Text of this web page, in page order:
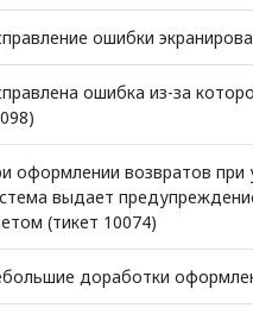
ошибки
ошибка из-за
оформлении возвратов при
выдает
(тикет 10074)
доработки